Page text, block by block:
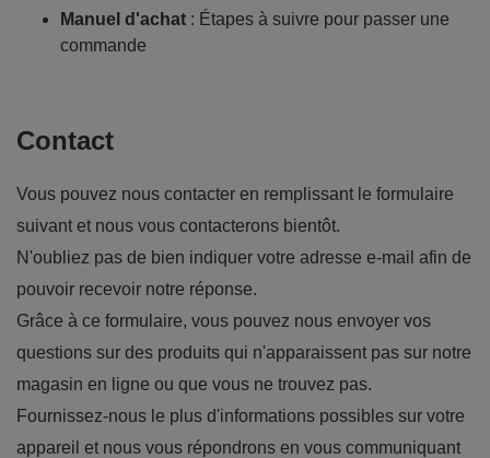
Manuel d'achat : Étapes à suivre pour passer une
commande
Contact
Vous pouvez nous contacter en remplissant le formulaire
suivant et nous vous contacterons bientôt.
N'oubliez pas de bien indiquer votre adresse e-mail afin de
pouvoir recevoir notre réponse.
Grâce à ce formulaire, vous pouvez nous envoyer vos
questions sur des produits qui n'apparaissent pas sur notre
magasin en ligne ou que vous ne trouvez pas.
Fournissez-nous le plus d'informations possibles sur votre
appareil et nous vous répondrons en vous communiquant